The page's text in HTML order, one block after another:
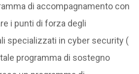
di accompagnamento con
i punti di forza degli
specializzati in cyber security (
tale programma di sostegno